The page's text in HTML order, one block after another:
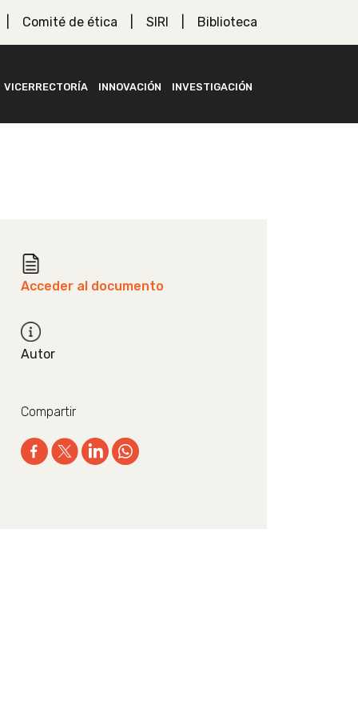
Comité de ética SIRI Biblioteca
VICERRECTORÍA INNOVACIÓN INVESTIGACIÓN
Acceder al documento
Autor
Compartir